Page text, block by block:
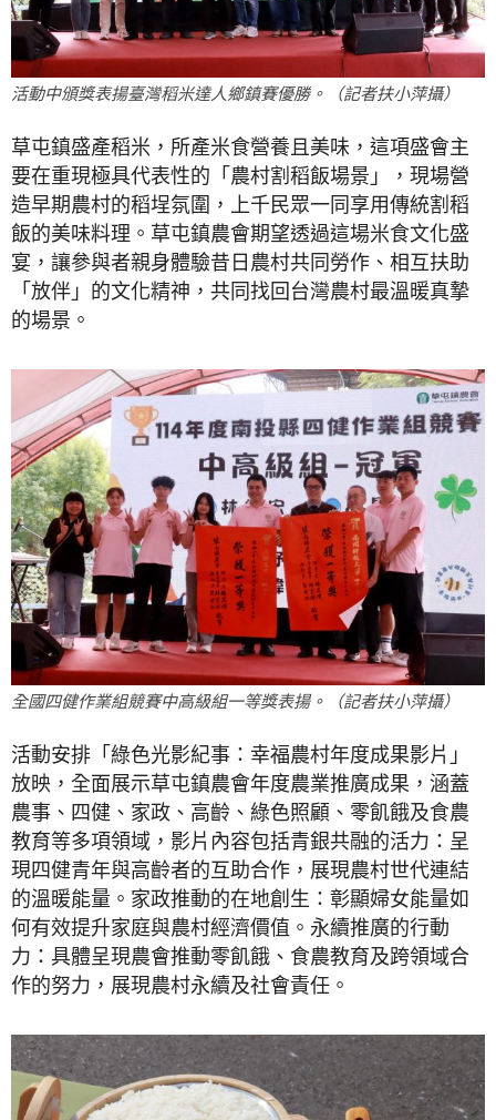
活動中頒獎表揚臺灣稻米達人鄉鎮賽優勝。（記者扶小萍攝）
草屯鎮盛產稻米，所產米食營養且美味，這項盛會主
要在重現極具代表性的「農村割稻飯場景」，現場營
造早期農村的稻埕氛圍，上千民眾一同享用傳統割稻
飯的美味料理。草屯鎮農會期望透過這場米食文化盛
宴，讓參與者親身體驗昔日農村共同勞作、相互扶助
「放伴」的文化精神，共同找回台灣農村最溫暖真摯
的場景。
全國四健作業組競賽中高級組一等獎表揚。（記者扶小萍攝）
活動安排「綠色光影紀事：幸福農村年度成果影片」
放映，全面展示草屯鎮農會年度農業推廣成果，涵蓋
農事、四健、家政、高齡、綠色照顧、零飢餓及食農
教育等多項領域，影片內容包括青銀共融的活力：呈
現四健青年與高齡者的互助合作，展現農村世代連結
的溫暖能量。家政推動的在地創生：彰顯婦女能量如
何有效提升家庭與農村經濟價值。永續推廣的行動
力：具體呈現農會推動零飢餓、食農教育及跨領域合
作的努力，展現農村永續及社會責任。